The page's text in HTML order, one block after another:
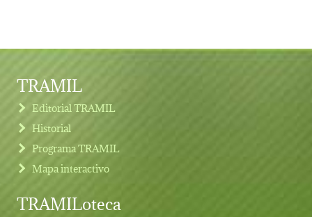
TRAMIL
Editorial TRAMIL
Historial
Programa TRAMIL
Mapa interactivo
TRAMILoteca